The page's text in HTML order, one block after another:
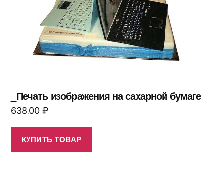
_Печать изображения на сахарной бумаге
638,00 ₽
КУПИТЬ ТОВАР